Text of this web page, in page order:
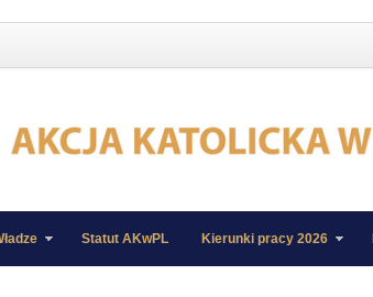
Statut AKwPL Kierunki pracy 2026